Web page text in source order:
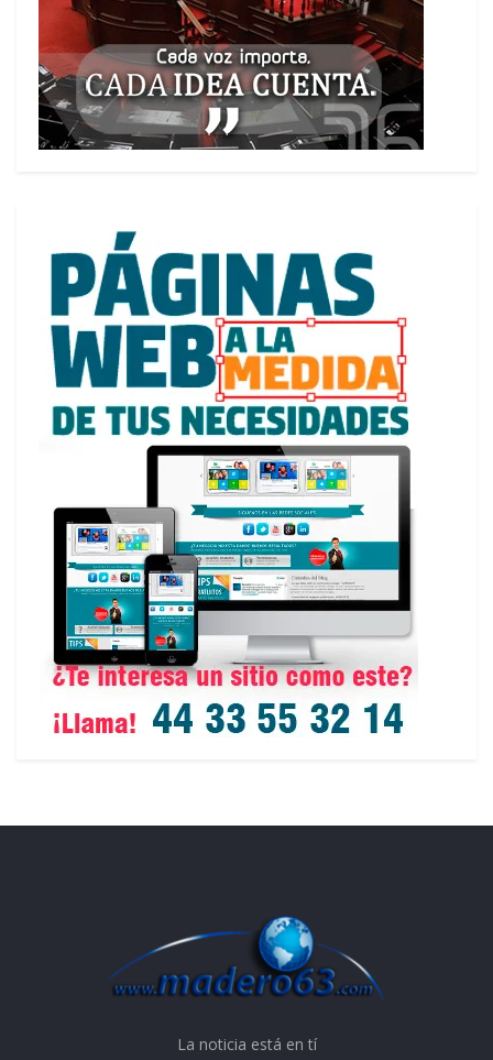
La noticia está en tí